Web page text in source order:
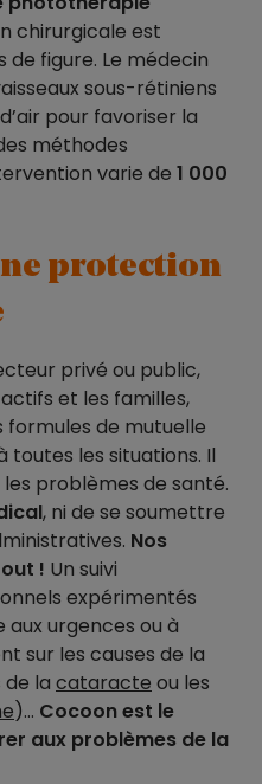
chirurgicale est
de figure. Le médecin
sous-rétiniens
pour favoriser la
méthodes
varie de 1 000
protection
privé ou public,
et les familles,
formules de mutuelle
toutes les situations. Il
problèmes de santé.
, ni de se soumettre
Nos
! Un suivi
expérimentés
urgences ou à
sur les causes de la
la cataracte ou les
)… Cocoon est le
aux problèmes de la